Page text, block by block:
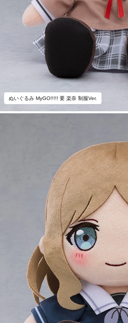
ぬいぐるみ MyGO!!!!! 要 楽奈 制服Ver.